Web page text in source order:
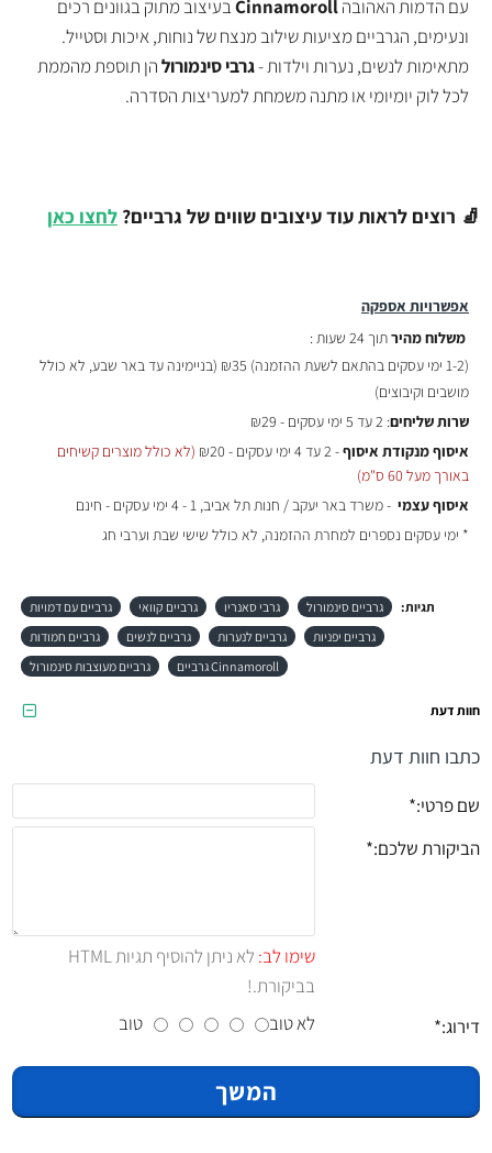
אפשרויות אספקה
משלוח מהירתוך 24 שעות :
(1-2 ימי עסקים בהתאם לשעת ההזמנה)
₪35 (בניימינה עד באר שבע, לא כולל
מושבים וקיבוצים)
שרות שליחים: 2 עד 5 ימי עסקים - ₪29
איסוף מנקודת איסוף- 2 עד 4 ימי עסקים - ₪20
(לא כולל מוצרים קשיחים
באורך מעל 60 ס"מ)
איסוף עצמי - משרד באר יעקב / חנות תל אביב, 1 - 4 ימי עסקים - חינם
* ימי עסקים נספרים למחרת ההזמנה, לא כולל שישי שבת וערבי חג
🧦 רוצים לראות עוד עיצובים שווים של גרביים? לחצו כאן
עם הדמות האהובהCinnamorollבעיצוב מתוק בגוונים רכים
ונעימים, הגרביים מציעות שילוב מנצח של נוחות, איכות וסטייל.
מתאימות לנשים, נערות וילדות -גרבי סינמורולהן תוספת מהממת
לכל לוק יומיומי או מתנה משמחת למעריצות הסדרה.
תגיות: גרביים סינמורול גרבי סאנריו גרביים קוואי
גרביים עם דמויות
גרביים יפניות
גרביים לנערות גרביים לנשים
גרביים חמודות
Cinnamoroll גרביים
גרביים מעוצבות סינמורול
חוות דעת
כתבו חוות דעת
שם פרטי:
הביקורת שלכם:
שימו לב:
לא ניתן להוסיף תגיות HTML
בביקורת.!
דירוג:
לא טוב טוב
המשך